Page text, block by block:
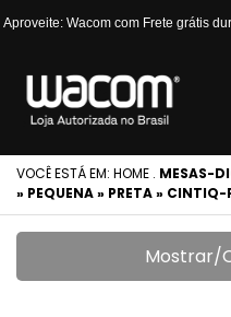
Aproveite: Wacom com Frete grátis
VOCÊ ESTÁ EM: HOME . MESAS-
» PEQUENA » PRETA » CINTIQ-
Mostrar/